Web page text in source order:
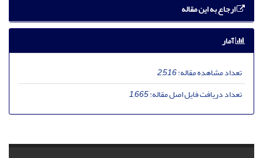
ارجاع به این مقاله
آمار
تعداد مشاهده مقاله:2,516
تعداد دریافت فایل اصل مقاله:1,665